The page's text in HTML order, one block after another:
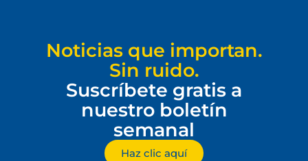
Noticias que importan.
Sin ruido.
Suscríbete gratis a
nuestro boletín
semanal
Haz clic aquí